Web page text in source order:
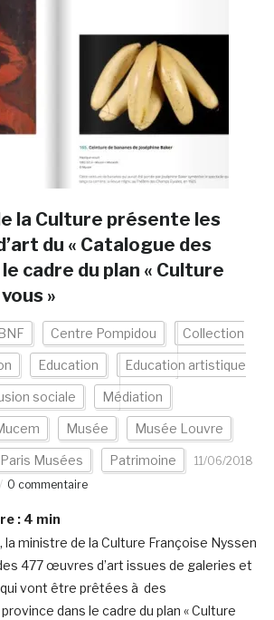
la Culture présente les
du « Catalogue des
cadre du plan « Culture
»
Centre Pompidou Collection
Education Education artistique
sociale Médiation
Musée Musée Louvre
Paris Musées Patrimoine
11/06/2018
0 commentaire
: 4 min
la ministre de la Culture Françoise Nyssen
477 œuvres d’art issues de galeries et
vont être prêtées à des
dans le cadre du plan « Culture